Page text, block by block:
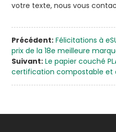
votre texte, nous vous
Précédent: Félicitations à
prix de la 18e meilleure
Suivant: Le papier couché
certification compostable et